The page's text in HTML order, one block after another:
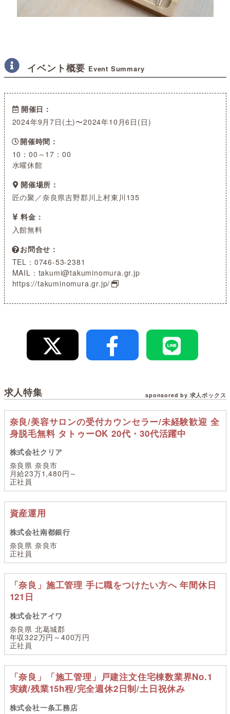
イベント概要 Event Summary
開催日
2024年9月7日(土)〜2024年10月6日(日)
開催時間
10：00～17：00
水曜休館
開催場所
匠の聚／奈良県吉野郡川上村東川135
料金
入館無料
お問合せ
TEL：0746-53-2381
MAIL：takumi@takuminomura.gr.jp
https://takuminomura.gr.jp/
求人特集 sponsored by 求人ボックス
奈良/美容サロンの受付カウンセラー/未経験歓迎 全
身脱毛無料 タトゥーOK 20代・30代活躍中
株式会社クリア
奈良県 奈良市
月給23万1,480円～
正社員
資産運用
株式会社南都銀行
奈良県 奈良市
正社員
「奈良」施工管理 手に職をつけたい方へ 年間休日
121日
株式会社アイワ
奈良県 北葛城郡
年収322万円～400万円
正社員
「奈良」「施工管理」戸建注文住宅棟数業界No.1
実績/残業15h程/完全週休2日制/土日祝休み
株式会社一条工務店